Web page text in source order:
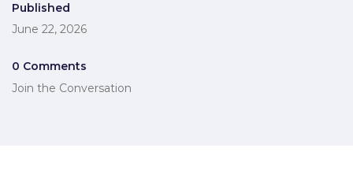
Published
June 22, 2026
0 Comments
Join the Conversation